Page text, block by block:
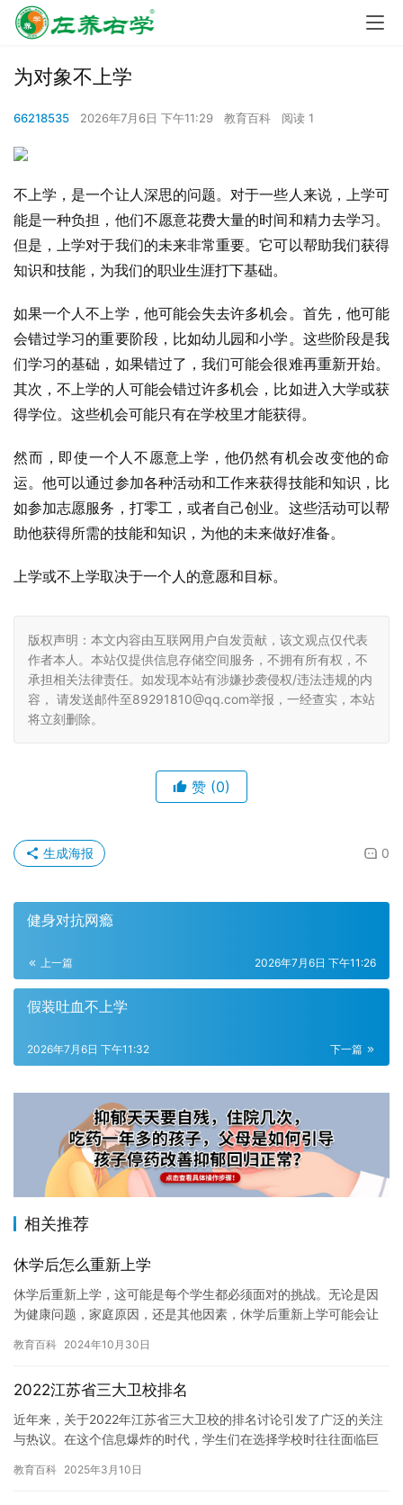
为对象不上学
66218535 2026年7月6日 下午11:29 教育百科 阅读 1
不上学，是一个让人深思的问题。对于一些人来说，上学可
能是一种负担，他们不愿意花费大量的时间和精力去学习。
但是，上学对于我们的未来非常重要。它可以帮助我们获得
知识和技能，为我们的职业生涯打下基础。
如果一个人不上学，他可能会失去许多机会。首先，他可能
会错过学习的重要阶段，比如幼儿园和小学。这些阶段是我
们学习的基础，如果错过了，我们可能会很难再重新开始。
其次，不上学的人可能会错过许多机会，比如进入大学或获
得学位。这些机会可能只有在学校里才能获得。
然而，即使一个人不愿意上学，他仍然有机会改变他的命
运。他可以通过参加各种活动和工作来获得技能和知识，比
如参加志愿服务，打零工，或者自己创业。这些活动可以帮
助他获得所需的技能和知识，为他的未来做好准备。
上学或不上学取决于一个人的意愿和目标。
版权声明：本文内容由互联网用户自发贡献，该文观点仅代表
作者本人。本站仅提供信息存储空间服务，不拥有所有权，不
承担相关法律责任。如发现本站有涉嫌抄袭侵权/违法违规的内
容， 请发送邮件至89291810@qq.com举报，一经查实，本站
将立刻删除。
赞 (0)
0
生成海报
健身对抗网瘾
上一篇 2026年7月6日 下午11:26
假装吐血不上学
下一篇
2026年7月6日 下午11:32
相关推荐
休学后怎么重新上学
休学后重新上学，这可能是每个学生都必须面对的挑战。无论是因
为健康问题，家庭原因，还是其他因素，休学后重新上学可能会让
适应新…
教育百科 2024年10月30日
2022江苏省三大卫校排名
近年来，关于2022年江苏省三大卫校的排名讨论引发了广泛的关注
与热议。在这个信息爆炸的时代，学生们在选择学校时往往面临巨
学…
教育百科 2025年3月10日